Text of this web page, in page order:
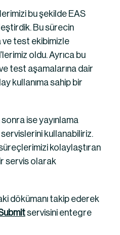
bu şekilde EAS
Bu sürecin
ve test ekibimizle
oldu. Ayrıca bu
test aşamalarına dair
kullanıma sahip bir
ise yayınlama
servislerini kullanabiliriz.
süreçlerimizi kolaylaştıran
servis olarak
dökümanı takip ederek
servisini entegre